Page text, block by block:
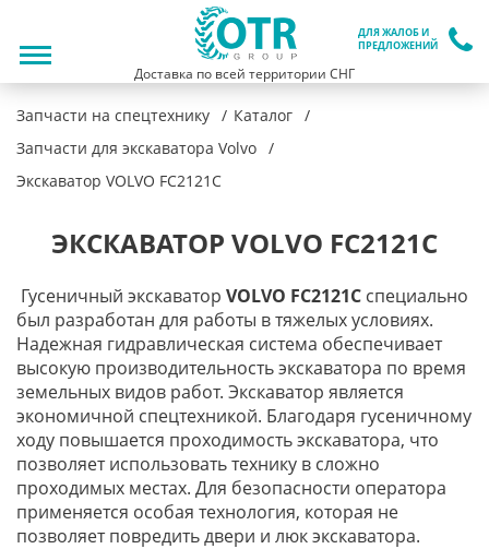
ДЛЯ ЖАЛОБ И
ПРЕДЛОЖЕНИЙ
Доставка по всей территории СНГ
Запчасти на спецтехнику
Каталог
Запчасти для экскаватора Volvo
Экскаватор VOLVO FC2121C
ЭКСКАВАТОР VOLVO FC2121C
Гусеничный экскаватор VOLVO FC2121C специально
был разработан для работы в тяжелых условиях.
Надежная гидравлическая система обеспечивает
высокую производительность экскаватора по время
земельных видов работ. Экскаватор является
экономичной спецтехникой. Благодаря гусеничному
ходу повышается проходимость экскаватора, что
позволяет использовать технику в сложно
проходимых местах. Для безопасности оператора
применяется особая технология, которая не
позволяет повредить двери и люк экскаватора.